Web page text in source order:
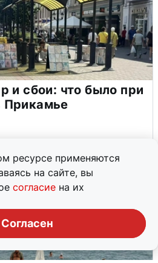
ресурсе применяются
на сайте, вы
согласие на их
Согласен
и сбои: что было при